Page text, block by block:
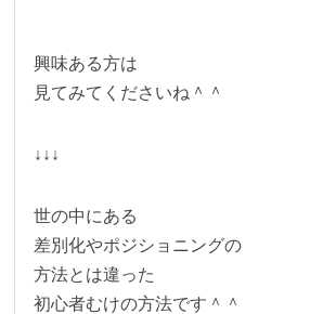
興味ある方は
見てみてくださいね＾＾
↓↓↓
世の中にある
差別化やポジショニングの
方法とは違った
初心者むけの方法です＾＾